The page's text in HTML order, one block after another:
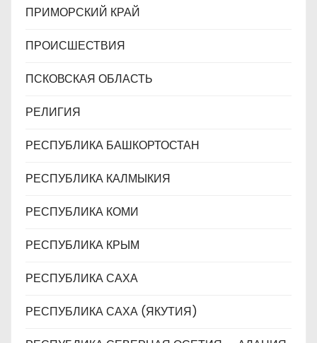
ПРИМОРСКИЙ КРАЙ
ПРОИСШЕСТВИЯ
ПСКОВСКАЯ ОБЛАСТЬ
РЕЛИГИЯ
РЕСПУБЛИКА БАШКОРТОСТАН
РЕСПУБЛИКА КАЛМЫКИЯ
РЕСПУБЛИКА КОМИ
РЕСПУБЛИКА КРЫМ
РЕСПУБЛИКА САХА
РЕСПУБЛИКА САХА (ЯКУТИЯ)